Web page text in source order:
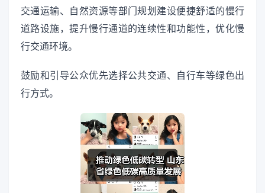
交通运输、自然资源等部门规划建设便捷舒适的慢行
道路设施，提升慢行通道的连续性和功能性，优化慢
行交通环境。
鼓励和引导公众优先选择公共交通、自行车等绿色出
行方式。